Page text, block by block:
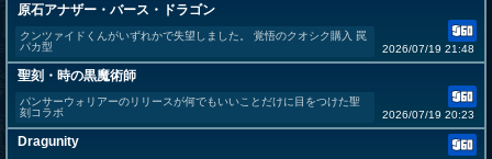
原石アナザー・バース・ドラゴン
クンツァイドくんがいずれかで失望しました。 覚悟のクオシク購入 罠
パカ型
2026/07/19 21:48
聖刻・時の黒魔術師
パンサーウォリアーのリリースが何でもいいことだけに目をつけた聖
刻コラボ
2026/07/19 20:23
Dragunity